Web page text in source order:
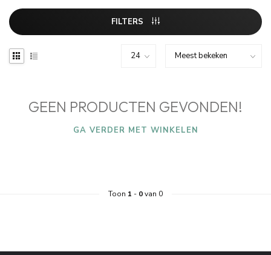
FILTERS
GEEN PRODUCTEN GEVONDEN!
GA VERDER MET WINKELEN
Toon 1 - 0van 0